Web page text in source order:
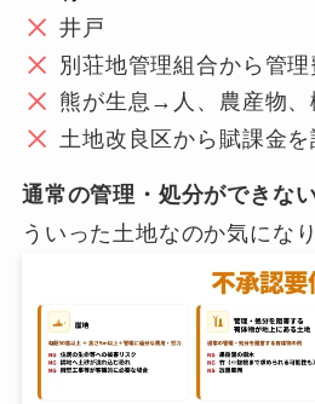
井戸
別荘地管理組合から管
熊が生息→人、農産物、
土地改良区から賦課金を
通常の管理・処分ができな
ういった土地なのか気にな